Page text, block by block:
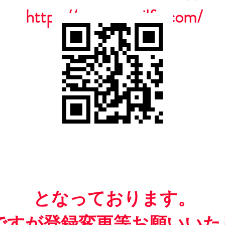
https://www.casailfc.com/
​となっております。